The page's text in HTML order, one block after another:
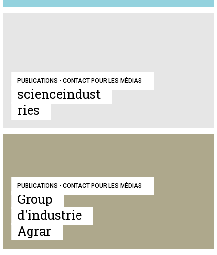
PUBLICATIONS - CONTACT POUR LES MÉDIAS
scienceindust
ries
PUBLICATIONS - CONTACT POUR LES MÉDIAS
Group
d'industrie
Agrar